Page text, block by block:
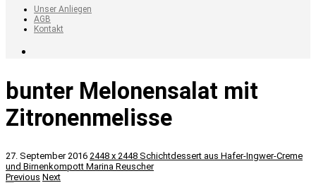
Unser Anliegen
AGB
Kontakt
bunter Melonensalat mit
Zitronenmelisse
27. September 2016 2448 x 2448 Schichtdessert aus Hafer-Ingwer-Creme
und Birnenkompott Marina Reuscher
Previous Next